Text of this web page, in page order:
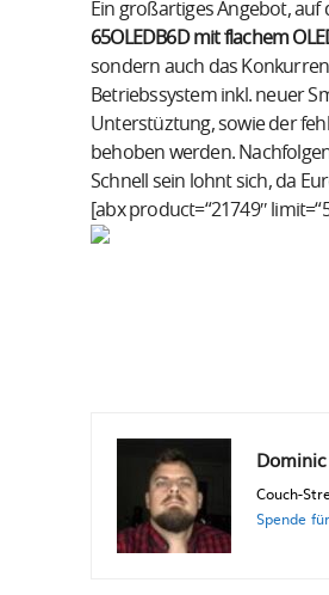
Ein großartiges Angebot, auf
65OLEDB6D mit flachem
sondern auch das
Betriebssystem inkl. neuer
Unterstüztung, sowie der
behoben werden.
Schnell sein lohnt sich, da
[abx product=“21749″
Couch-
Spende